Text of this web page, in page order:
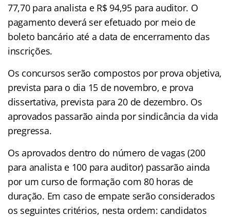
77,70 para analista e R$ 94,95 para auditor. O
pagamento deverá ser efetuado por meio de
boleto bancário até a data de encerramento das
inscrições.
Os concursos serão compostos por prova objetiva,
prevista para o dia 15 de novembro, e prova
dissertativa, prevista para 20 de dezembro. Os
aprovados passarão ainda por sindicância da vida
pregressa.
Os aprovados dentro do número de vagas (200
para analista e 100 para auditor) passarão ainda
por um curso de formação com 80 horas de
duração. Em caso de empate serão considerados
os seguintes critérios, nesta ordem: candidatos